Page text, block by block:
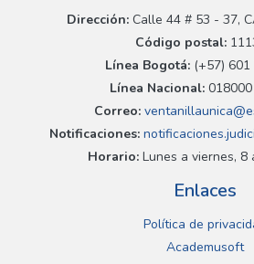
Dirección:Calle 44 # 53 - 37,
Código postal:
Línea Bogotá:(+57) 601
Línea Nacional:
Correo:
Notificaciones:
Horario:Lunes a viernes, 8
Enlaces
Política de
Academusoft